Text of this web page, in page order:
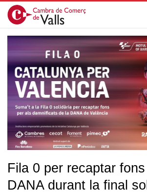
Fila 0 per recaptar
DANA durant la final